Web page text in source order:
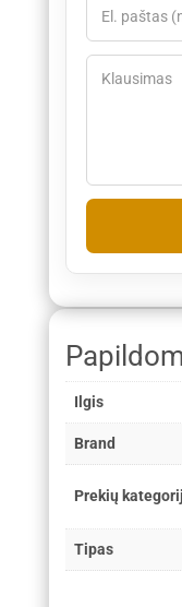
Ilgis
Brand
Prekių
Tipas